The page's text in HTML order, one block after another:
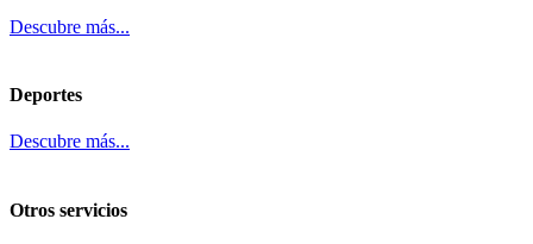
Descubre más...
Deportes
Descubre más...
Otros servicios